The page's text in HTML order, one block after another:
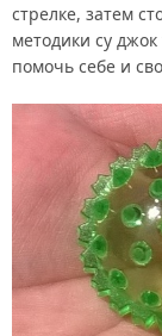
стрелке, затем
методики су
помочь себе и